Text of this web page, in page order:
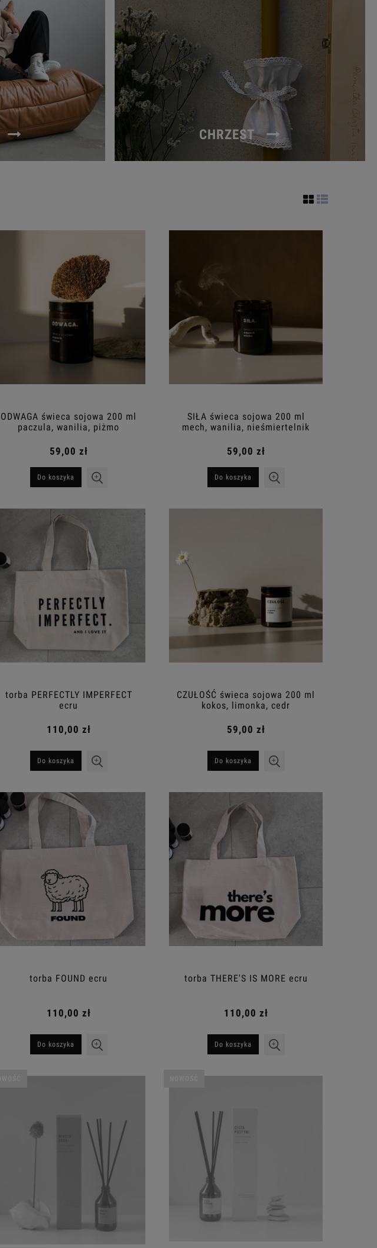
CHRZEST
ODWAGA świeca sojowa 200 ml
paczula, wanilia, piżmo
59,00 zł
Do koszyka
SIŁA świeca sojowa 200 ml
mech, wanilia, nieśmiertelnik
59,00 zł
Do koszyka
torba PERFECTLY IMPERFECT
ecru
110,00 zł
Do koszyka
CZUŁOŚĆ świeca sojowa 200 ml
kokos, limonka, cedr
59,00 zł
Do koszyka
torba FOUND ecru
110,00 zł
Do koszyka
torba THERE'S IS MORE ecru
110,00 zł
Do koszyka